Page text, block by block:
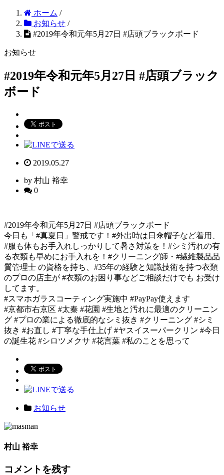
ホーム /
お知らせ /
#2019年令和元年5月27日 #店頭ブラックボード
お知らせ
#2019年令和元年5月27日 #店頭ブラック
ボード
2019.05.27
by 村山 裕幸
0
#2019年令和元年5月27日 #店頭ブラックボード
今日も「#真夏日」警戒です！#外出時は日傘帽子など着用、
#服も体もお手入れしっかりして暑さ対策を！#シミ汚れの有
る衣類も早めにお手入れを！#クリーニング師・#繊維製品品
質管理士 の資格を持ち、#35年の経験と知識技術を持つ衣類
のプロの店主が #衣類のお困り事などご相談だけでも お受け
してます。
#スマホガラスコーティング実施中 #PayPay使えます
#京都市右京区 #太秦 #花園 #生地と汚れに最適のクリーニン
グ #プロの業による徹底的なシミ抜き #クリーニング #シミ
抜き #お直し #丁寧な手仕上げ #ヤスイスーパークリン #今日
の誕生花 #シロツメクサ #花言葉 #私のことを思って
お知らせ
村山 裕幸
コメントを残す